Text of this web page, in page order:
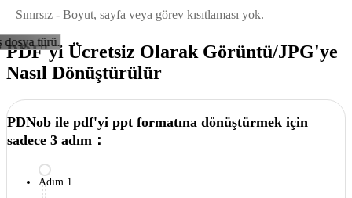
Sınırsız - Boyut, sayfa veya görev kısıtlaması yok.
dosya türü.
PDF'yi Ücretsiz Olarak Görüntü/JPG'ye
Nasıl Dönüştürülür
PDNob ile pdf'yi ppt formatına dönüştürmek için
sadece 3 adım：
Adım 1